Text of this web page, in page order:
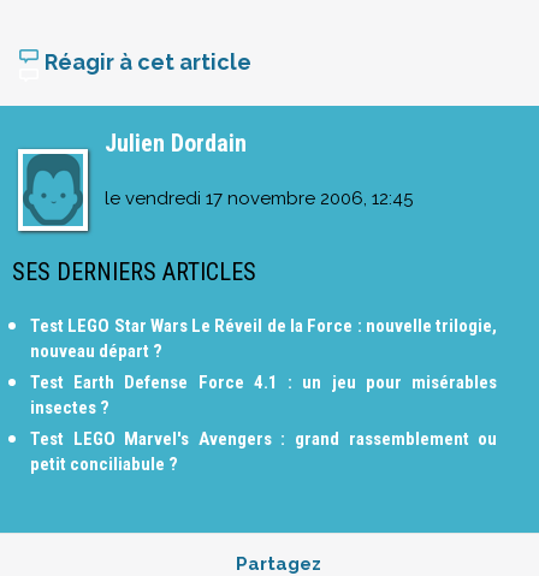
Réagir à cet article
Julien Dordain
le vendredi 17 novembre 2006, 12:45
SES DERNIERS ARTICLES
Test LEGO Star Wars Le Réveil de la Force : nouvelle trilogie,
nouveau départ ?
Test Earth Defense Force 4.1 : un jeu pour misérables
insectes ?
Test LEGO Marvel's Avengers : grand rassemblement ou
petit conciliabule ?
Partagez